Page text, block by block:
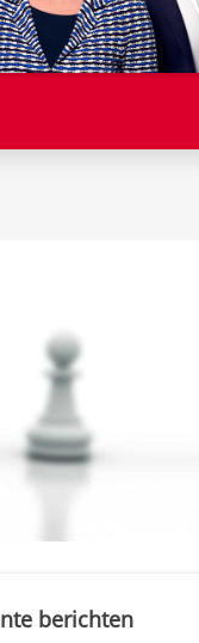
berichten